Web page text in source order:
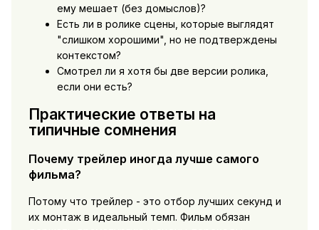
ему мешает (без домыслов)?
Есть ли в ролике сцены, которые выглядят
"слишком хорошими", но не подтверждены
контекстом?
Смотрел ли я хотя бы две версии ролика,
если они есть?
Практические ответы на
типичные сомнения
Почему трейлер иногда лучше самого
фильма?
Потому что трейлер - это отбор лучших секунд и
их монтаж в идеальный темп. Фильм обязан